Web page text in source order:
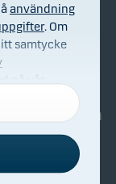
användning
. Om
samtycke
webbplats